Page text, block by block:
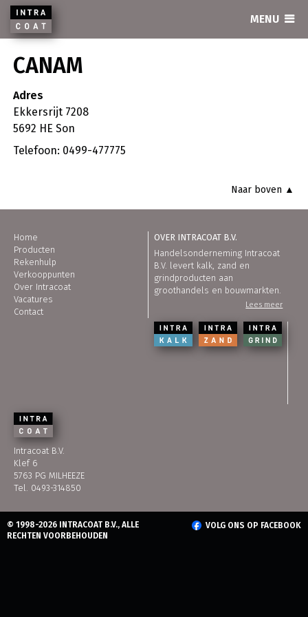
INTRACOAT MENU
CANAM
Adres
Ekkersrijt 7208
5692 HE Son
Telefoon: 0499-477775
Naar boven ▲
Home
Producten
Rekenhulp
Verkooppunten
Over Intracoat
Vacatures
Contact
OVER INTRACOAT B.V.
Handelsonderneming Intracoat
B.V. levert kalk, zand en
grindproducten aan
groothandels en bouwmarkten.
Lees meer
Intracoat B.V.
Klef 6
5763 PG MILHEEZE
Tel. 0493-314850
© 1998-2026 INTRACOAT B.V., ALLE
RECHTEN VOORBEHOUDEN
VOLG ONS OP FACEBOOK